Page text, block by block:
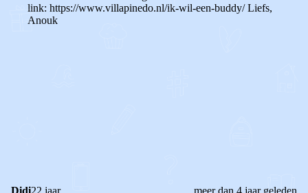
link: https://www.villapinedo.nl/ik-wil-een-buddy/ Liefs,
Anouk
Didi22 jaar meer dan 4 jaar geleden